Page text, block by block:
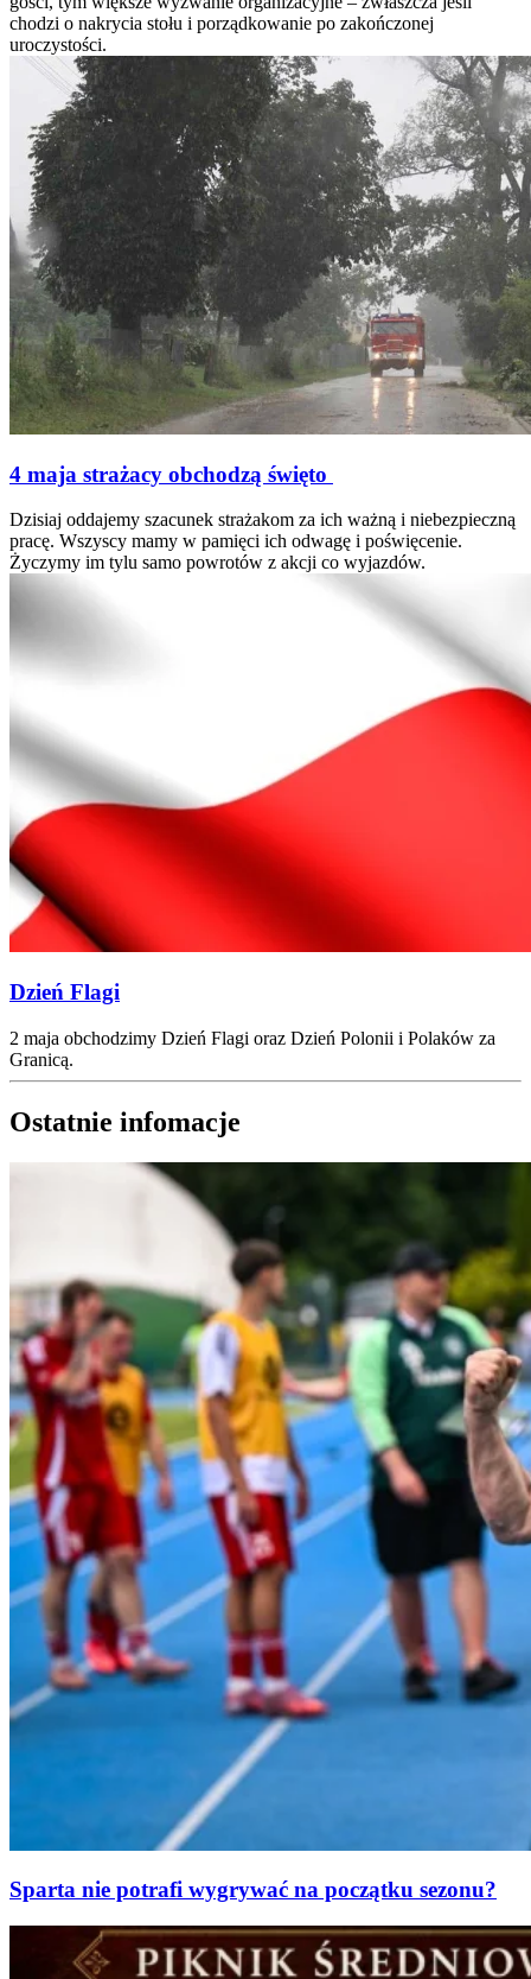
chodzi o nakrycia stołu i porządkowanie po zakończonej
uroczystości.
4 maja strażacy obchodzą święto
Dzisiaj oddajemy szacunek strażakom za ich ważną i niebezpieczną
pracę. Wszyscy mamy w pamięci ich odwagę i poświęcenie.
Życzymy im tylu samo powrotów z akcji co wyjazdów.
Dzień Flagi
2 maja obchodzimy Dzień Flagi oraz Dzień Polonii i Polaków za
Granicą.
Ostatnie infomacje
Sparta nie potrafi wygrywać na początku sezonu?